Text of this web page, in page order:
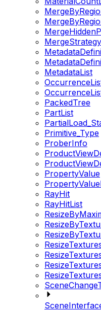
MergeStrategy
MetadataList
PackedTree
PartList
Primitive_Type
ProberInfo
PropertyValue
RayHit
RayHitList